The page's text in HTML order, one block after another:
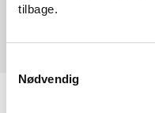
tilbage.
Nødvendig
Fra forrige: